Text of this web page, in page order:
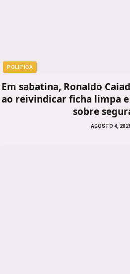
POLITICA
Em sabatina, Ronaldo
ao reivindicar ficha limpa
sobre
AGOSTO 4,